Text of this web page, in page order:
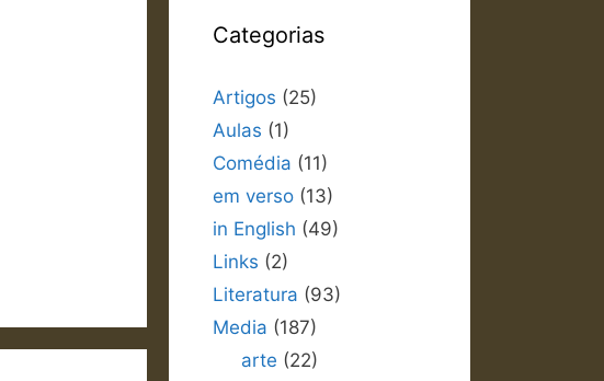
Categorias
Artigos (25)
Aulas (1)
Comédia (11)
em verso (13)
in English (49)
Links (2)
Literatura (93)
Media (187)
arte (22)